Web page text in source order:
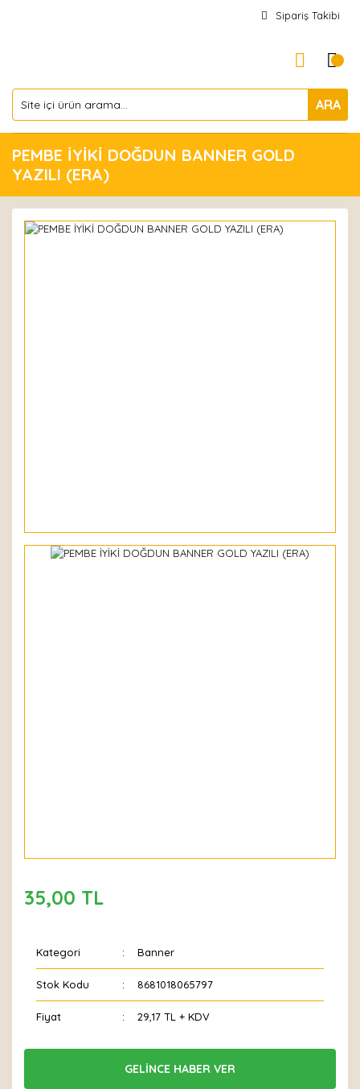
Sipariş Takibi
ARA
PEMBE İYİKİ DOĞDUN BANNER GOLD
YAZILI (ERA)
35,00 TL
Kategori Banner
Stok Kodu 8681018065797
Fiyat 29,17 TL + KDV
GELİNCE HABER VER